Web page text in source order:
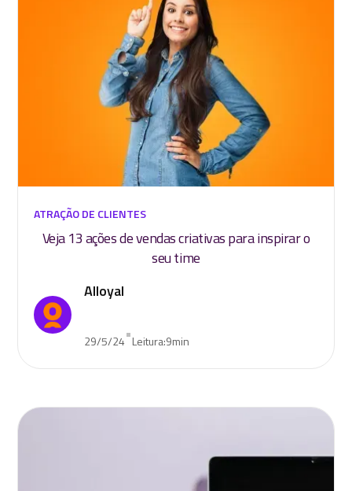
ATRAÇÃO DE CLIENTES
Veja 13 ações de vendas criativas para inspirar o
seu time
Alloyal
29/5/24•Leitura:9min